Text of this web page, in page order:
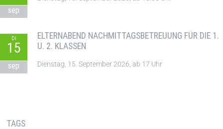
sep
DI
15
sep
ELTERNABEND NACHMITTAGSBETREUUNG FÜR DIE 1.
U. 2. KLASSEN
Dienstag, 15. September 2026, ab 17 Uhr
TAGS